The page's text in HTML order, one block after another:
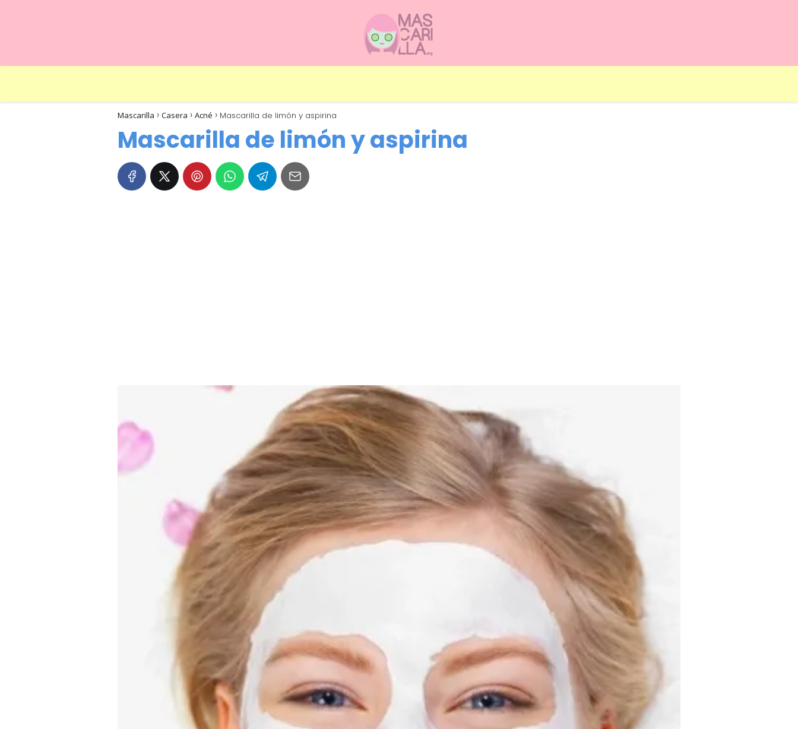
Mascarilla Casera Acné Mascarilla de limón y aspirina
Mascarilla de limón y aspirina